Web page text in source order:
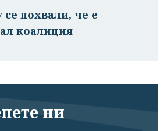
се похвали, че е
коалиция
ни